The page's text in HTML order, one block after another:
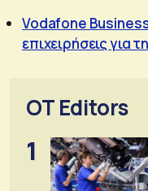
Vodafone
επιχειρήσεις για
OT Editors
1